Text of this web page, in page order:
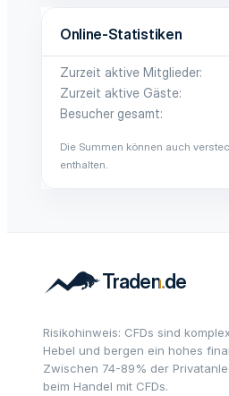
Online-Statistiken
Zurzeit aktive Mitglieder
Zurzeit aktive Gäste
Besucher gesamt
Die Summen können auch
enthalten.
Risikohinweis: CFDs sind
Hebel und bergen ein hohes
Zwischen 74-89% der
beim Handel mit CFDs.